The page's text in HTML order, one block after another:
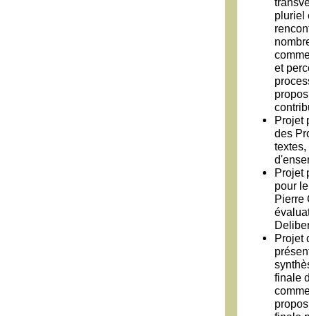
pluriel
et
Projet
des
Projet
pour
Pierre
Projet
finale